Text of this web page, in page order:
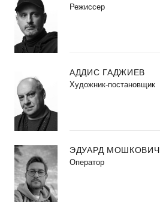
Режиссер
АДДИС ГАДЖИЕВ
Художник-постановщик
ЭДУАРД МОШКОВИЧ
Оператор